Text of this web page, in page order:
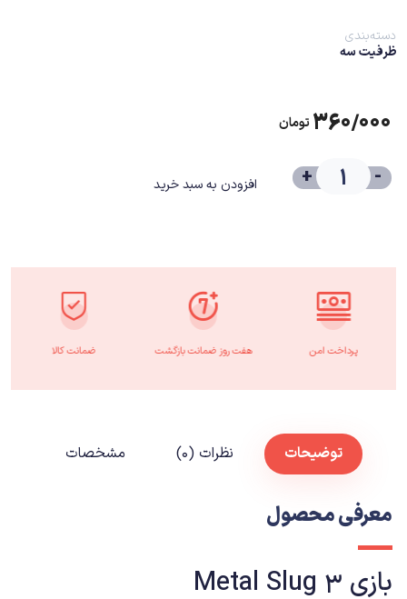
دسته‌بندی
ظرفیت سه
۳۶۰/۰۰۰ تومان
-
+ افزودن به سبد خرید
پرداخت امن هفت روز ضمانت بازگشت ضمانت کالا
توضیحات نظرات (۰) مشخصات
معرفی محصول
بازی Metal Slug 3